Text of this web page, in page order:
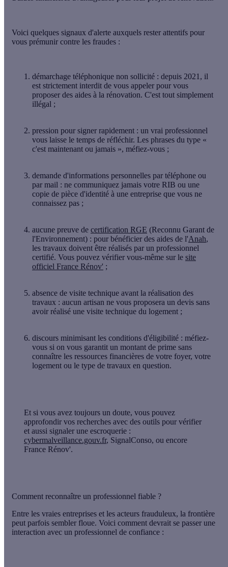
Voici quelques signaux d'alerte auxquels rester attentifs pour
vous prémunir contre les fraudes :
démarchage téléphonique non sollicité : depuis 2021, il
est strictement interdit de vous appeler pour vous
proposer des aides à la rénovation. C'est tout simplement
illégal ;
pression pour signer rapidement : un vrai professionnel
vous laisse le temps de réfléchir. Les phrases du type «
c'est maintenant ou jamais », méfiez-vous ;
demande d'informations personnelles par téléphone ou
par mail : ne communiquez jamais votre RIB ou une
copie de pièce d'identité à une entreprise que vous ne
connaissez pas ;
aucune preuve de certification RGE (Reconnu Garant de
l'Environnement) : pour bénéficier des aides de l'Anah,
les travaux doivent être réalisés par un professionnel
certifié. Vous pouvez vérifier vous-même sur le site
officiel France Rénov' ;
absence de visite technique avant la réalisation des
travaux : aucun artisan ne vous proposera un devis sans
avoir réalisé une visite technique du logement ;
discours minimisant les conditions d'éligibilité : méfiez-
vous si on vous garantit un montant de prime sans
connaître les ressources financières de votre foyer, votre
logement ou le type de travaux en question.
Et si vous avez toujours un doute, vous pouvez
approfondir vos recherches avec des outils pour vérifier
et aussi signaler une escroquerie :
cybermalveillance.gouv.fr, SignalConso, ou encore
France Rénov'.
Comment reconnaître un professionnel fiable ?
Entre les vraies entreprises et les acteurs frauduleux, la frontière
peut parfois sembler floue. Voici comment devrait se passer une
interaction avec un professionnel de confiance :